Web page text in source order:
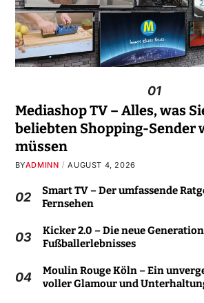
01
Mediashop TV – Alles, was
beliebten Shopping-Sender
müssen
BYADMINN AUGUST 4, 2026
02
Smart TV – Der umfassende
Fernsehen
03
Kicker 2.0 – Die neue
Fußballerlebnisses
04
Moulin Rouge Köln – Ein
voller Glamour und